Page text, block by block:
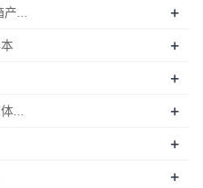
... +
+
+
... +
+
+